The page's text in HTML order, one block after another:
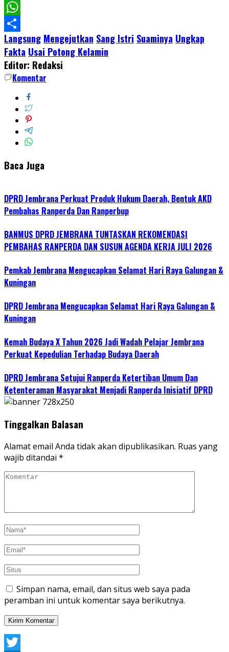
Facebook
WhatsApp
Share
Langsung Mengejutkan Sang Istri Suaminya Ungkap
Fakta Usai Potong Kelamin
Editor: Redaksi
Komentar
Baca Juga
DPRD Jembrana Perkuat Produk Hukum Daerah, Bentuk AKD
Pembahas Ranperda Dan Ranperbup
BANMUS DPRD JEMBRANA TUNTASKAN REKOMENDASI
PEMBAHAS RANPERDA DAN SUSUN AGENDA KERJA JULI 2026
Pemkab Jembrana Mengucapkan Selamat Hari Raya Galungan &
Kuningan
DPRD Jembrana Mengucapkan Selamat Hari Raya Galungan &
Kuningan
Kemah Budaya X Tahun 2026 Jadi Wadah Pelajar Jembrana
Perkuat Kepedulian Terhadap Budaya Daerah
DPRD Jembrana Setujui Ranperda Ketertiban Umum Dan
Ketenteraman Masyarakat Menjadi Ranperda Inisiatif DPRD
Tinggalkan Balasan
Alamat email Anda tidak akan dipublikasikan. Ruas yang
wajib ditandai *
Simpan nama, email, dan situs web saya pada
peramban ini untuk komentar saya berikutnya.